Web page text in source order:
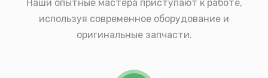
Наши опытные мастера приступают к работе,
используя современное оборудование и
оригинальные запчасти.